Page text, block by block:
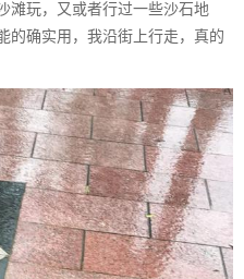
滩玩，又或者行过一些沙石地
的确实用，我沿街上行走，真的